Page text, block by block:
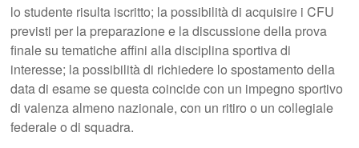
lo studente risulta iscritto; la possibilità di acquisire i CFU
previsti per la preparazione e la discussione della prova
finale su tematiche affini alla disciplina sportiva di
interesse; la possibilità di richiedere lo spostamento della
data di esame se questa coincide con un impegno sportivo
di valenza almeno nazionale, con un ritiro o un collegiale
federale o di squadra.